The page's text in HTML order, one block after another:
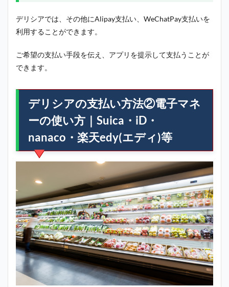
デリシアでは、その他にAlipay支払い、WeChatPay支払いを
利用することができます。
ご希望の支払い手段を伝え、アプリを提示して支払うことが
できます。
デリシアの支払い方法②電子マネ
ーの使い方｜Suica・iD・
nanaco・楽天edy(エディ)等